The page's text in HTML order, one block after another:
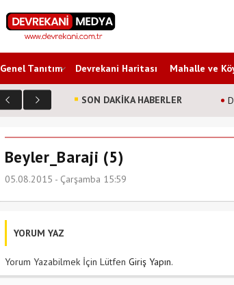
Genel Tanıtım Devrekani Haritası Mahalle ve
SON DAKİKA HABERLER
Beyler_Baraji (5)
05.08.2015 - Çarşamba 15:59
YORUM YAZ
Yorum Yazabilmek İçin Lütfen Giriş Yapın.